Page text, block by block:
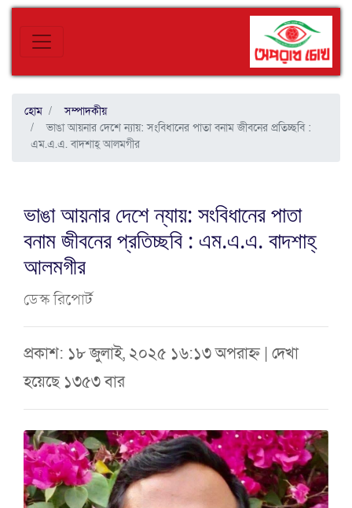
হোম
সম্পাদকীয়
ভাঙা আয়নার দেশে ন্যায়: সংবিধানের পাতা বনাম জীবনের প্রতিচ্ছবি :
এম.এ.এ. বাদশাহ্ আলমগীর
ভাঙা আয়নার দেশে ন্যায়: সংবিধানের পাতা
বনাম জীবনের প্রতিচ্ছবি : এম.এ.এ. বাদশাহ্
আলমগীর
ডেস্ক রিপোর্ট
প্রকাশ: ১৮ জুলাই, ২০২৫ ১৬:১৩ অপরাহ্ন | দেখা
হয়েছে ১৩৫৩ বার